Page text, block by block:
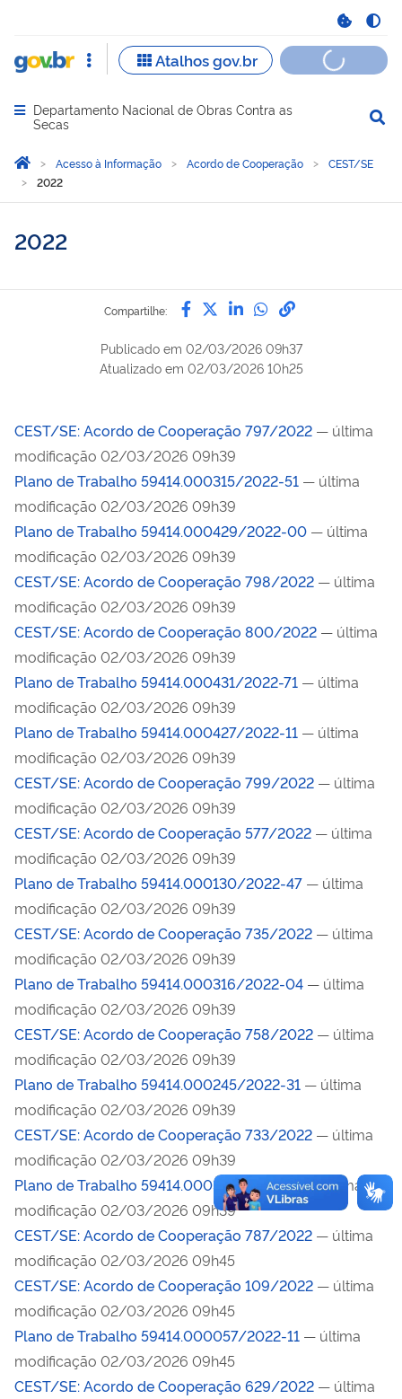
Abrir menu principal de navegação
Departamento Nacional de Obras Contra as
Secas
Você está aqui:
Página Inicial
Acesso à Informação Acordo de Cooperação
CEST/SE
2022
2022
Compartilhe: Compartilhe por Facebook
Compartilhe por Twitter
Compartilhe por
Compartilhe
link para
Publicado em 02/03/2026 09h37
Atualizado em 02/03/2026 10h25
CEST/SE: Acordo de Cooperação 797/2022 — última
modificação 02/03/2026 09h39
Plano de Trabalho 59414.000315/2022-51 — última
modificação 02/03/2026 09h39
Plano de Trabalho 59414.000429/2022-00 — última
modificação 02/03/2026 09h39
CEST/SE: Acordo de Cooperação 798/2022 — última
modificação 02/03/2026 09h39
CEST/SE: Acordo de Cooperação 800/2022 — última
modificação 02/03/2026 09h39
Plano de Trabalho 59414.000431/2022-71 — última
modificação 02/03/2026 09h39
Plano de Trabalho 59414.000427/2022-11 — última
modificação 02/03/2026 09h39
CEST/SE: Acordo de Cooperação 799/2022 — última
modificação 02/03/2026 09h39
CEST/SE: Acordo de Cooperação 577/2022 — última
modificação 02/03/2026 09h39
Plano de Trabalho 59414.000130/2022-47 — última
modificação 02/03/2026 09h39
CEST/SE: Acordo de Cooperação 735/2022 — última
modificação 02/03/2026 09h39
Plano de Trabalho 59414.000316/2022-04 — última
modificação 02/03/2026 09h39
CEST/SE: Acordo de Cooperação 758/2022 — última
modificação 02/03/2026 09h39
Plano de Trabalho 59414.000245/2022-31 — última
modificação 02/03/2026 09h39
CEST/SE: Acordo de Cooperação 733/2022 — última
modificação 02/03/2026 09h39
Plano de Trabalho 59414.000313/2022-62— última
modificação 02/03/2026 09h39
CEST/SE: Acordo de Cooperação 787/2022 — última
modificação 02/03/2026 09h45
CEST/SE: Acordo de Cooperação 109/2022 — última
modificação 02/03/2026 09h45
Plano de Trabalho 59414.000057/2022-11 — última
modificação 02/03/2026 09h45
CEST/SE: Acordo de Cooperação 629/2022 — última